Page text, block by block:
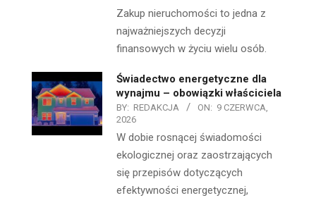
Zakup nieruchomości to jedna z
najważniejszych decyzji
finansowych w życiu wielu osób.
Świadectwo energetyczne dla
wynajmu – obowiązki właściciela
BY: REDAKCJA ON: 9 CZERWCA,
2026
W dobie rosnącej świadomości
ekologicznej oraz zaostrzających
się przepisów dotyczących
efektywności energetycznej,